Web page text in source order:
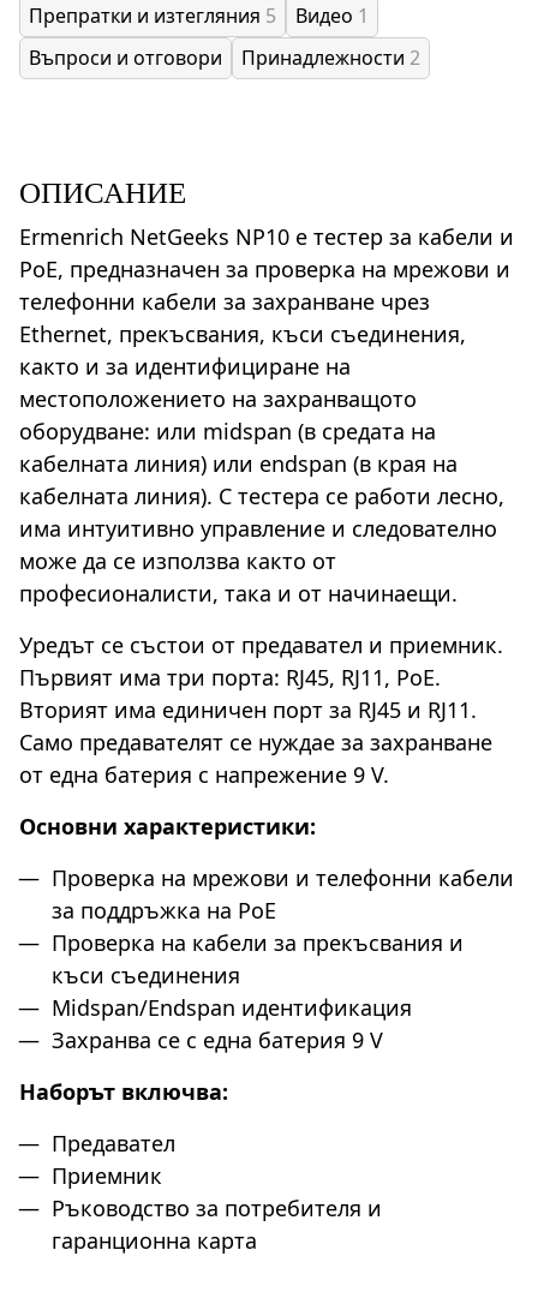
Препратки и изтегляния 5 Видео 1
Въпроси и отговори
Принадлежности 2
ОПИСАНИЕ
Ermenrich NetGeeks NP10 е тестер за кабели и
PoE, предназначен за проверка на мрежови и
телефонни кабели за захранване чрез
Ethernet, прекъсвания, къси съединения,
както и за идентифициране на
местоположението на захранващото
оборудване: или midspan (в средата на
кабелната линия) или endspan (в края на
кабелната линия). С тестера се работи лесно,
има интуитивно управление и следователно
може да се използва както от
професионалисти, така и от начинаещи.
Уредът се състои от предавател и приемник.
Първият има три порта: RJ45, RJ11, PoE.
Вторият има единичен порт за RJ45 и RJ11.
Само предавателят се нуждае за захранване
от една батерия с напрежение 9 V.
Основни характеристики:
Проверка на мрежови и телефонни кабели
за поддръжка на PoE
Проверка на кабели за прекъсвания и
къси съединения
Midspan/Endspan идентификация
Захранва се с една батерия 9 V
Наборът включва:
Предавател
Приемник
Ръководство за потребителя и
гаранционна карта